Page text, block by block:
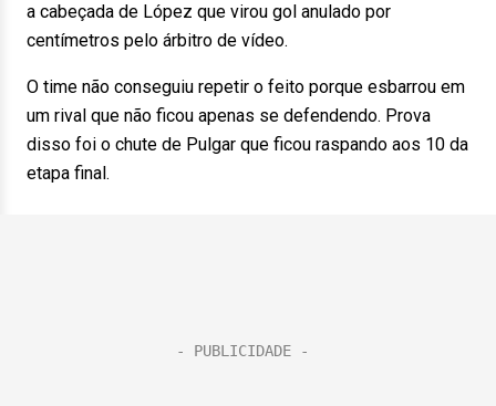
a cabeçada de López que virou gol anulado por
centímetros pelo árbitro de vídeo.
O time não conseguiu repetir o feito porque esbarrou em
um rival que não ficou apenas se defendendo. Prova
disso foi o chute de Pulgar que ficou raspando aos 10 da
etapa final.